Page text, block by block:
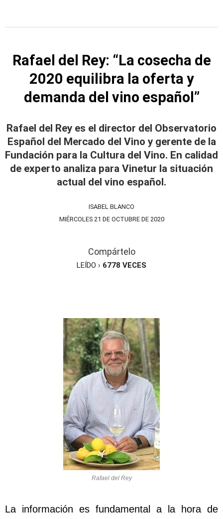
Rafael del Rey: “La cosecha de
2020 equilibra la oferta y
demanda del vino español”
Rafael del Rey es el director del Observatorio
Español del Mercado del Vino y gerente de la
Fundación para la Cultura del Vino. En calidad
de experto analiza para Vinetur la situación
actual del vino español.
ISABEL BLANCO
MIÉRCOLES 21 DE OCTUBRE DE 2020
Compártelo
LEÍDO › 6778 VECES
Rafael del Rey
La información es fundamental a la hora de